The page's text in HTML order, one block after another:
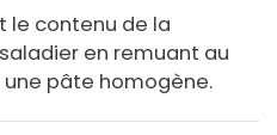
le contenu de la
en remuant au
pâte homogène.